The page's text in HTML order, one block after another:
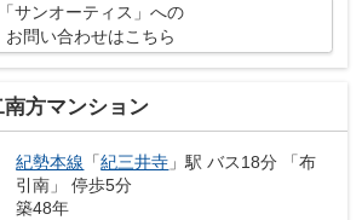
「サンオーティス」への
お問い合わせはこちら
南方マンション
紀勢本線 「紀三井寺 」駅 バス18分 「布
引南」 停歩5分
築48年